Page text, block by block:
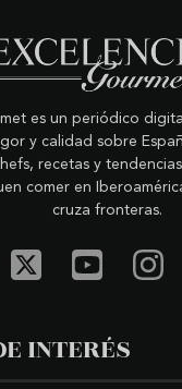
es un periódico
y calidad sobre
recetas y
comer en
cruza fronteras.
INTERÉS